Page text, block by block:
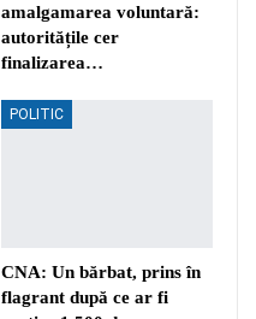
amalgamarea voluntară:
autoritățile cer
finalizarea…
POLITIC
CNA: Un bărbat, prins în
flagrant după ce ar fi